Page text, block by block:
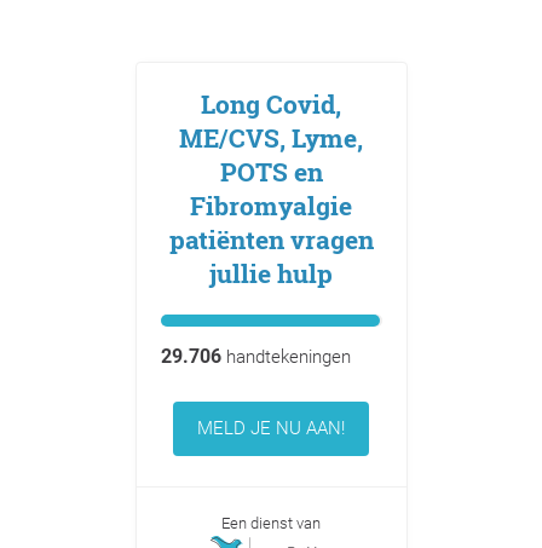
Long Covid,
ME/CVS, Lyme,
POTS en
Fibromyalgie
patiënten vragen
jullie hulp
29.706handtekeningen
MELD JE NU AAN!
Een dienst van